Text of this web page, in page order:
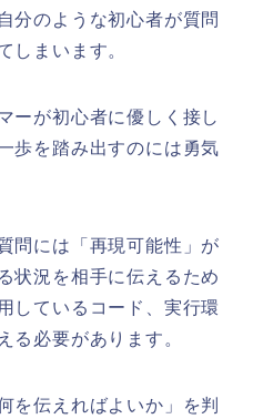
分のような初心者が質問
しまいます。
ーが初心者に優しく接し
歩を踏み出すのには勇気
問には「再現可能性」が
状況を相手に伝えるため
しているコード、実行環
る必要があります。
を伝えればよいか」を判